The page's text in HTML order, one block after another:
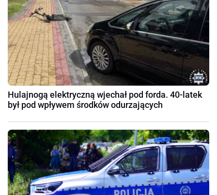
Hulajnogą elektryczną wjechał pod forda. 40-latek
był pod wpływem środków odurzających